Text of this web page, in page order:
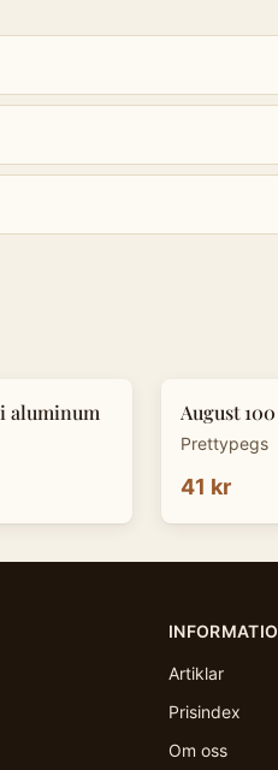
aluminum August
Prettypegs
41 kr
Artiklar
Prisindex
Om oss